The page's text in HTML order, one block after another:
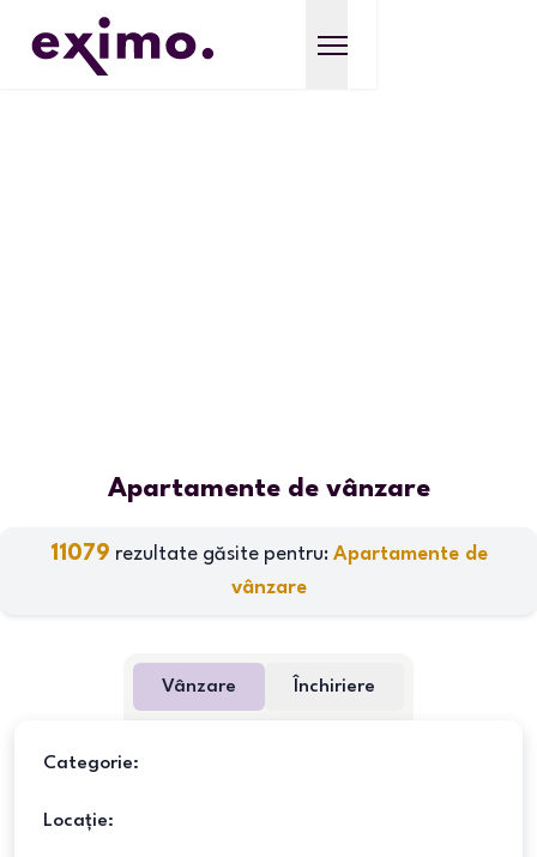
Apartamente de vânzare
11079 rezultate găsite pentru: Apartamente de
vânzare
Vânzare Închiriere
Categorie:
Locație: